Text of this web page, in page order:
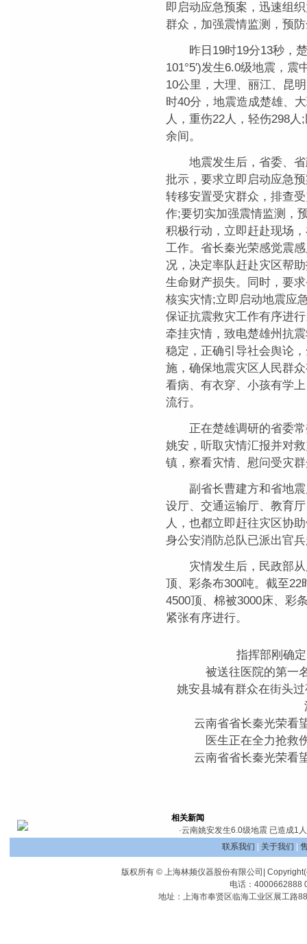
即启动应急预案，迅速组
群众，加强震情监测，预
昨日19时19分13秒，楚
101°5′)发生6.0级地震，
10公里，大理、丽江、昆
时40分，地震造成楚雄、
人，重伤22人，轻伤298
余间。
地震发生后，省委、省
批示，要求立即启动应急
转移安置受灾群众，排查
作;要切实加强震情监测，
积极行动，立即赶赴现场
工作。省长秦光荣感觉震
况，决定率队赶赴灾区帮
生命财产损失。同时，要
核实灾情;立即启动地震应
保证抗震救灾工作有序进
牵挂灾情，致电楚雄州抗
稳定，正确引导社会舆论
施，确保地震灾区人民群
看病、有衣穿、小孩有学
流行。
正在楚雄调研的省委常
姚安，听取灾情汇报并对
镇，察看灾情、慰问受灾
副省长曹建方和省地震
设厅、交通运输厅、教育
人，也都立即赶往灾区协
身公安消防总队已派出官
灾情发生后，民政部从
顶、彩条布300吨。截至
4500顶、棉被3000床、彩
紧张有序进行。
指挥部刚确
被送往医院的第一
姚安县城有群众在街头
云南省省长秦光荣看
医生正在全力抢救
云南省省长秦光荣看
相关新闻
·云南姚安发生6.0级地震 已造成1
联系我们
关于我们
版权所有 © 上海林频仪器股份有限公司|
电话：4000662888
地址：上海市奉贤区临海工业区展工路